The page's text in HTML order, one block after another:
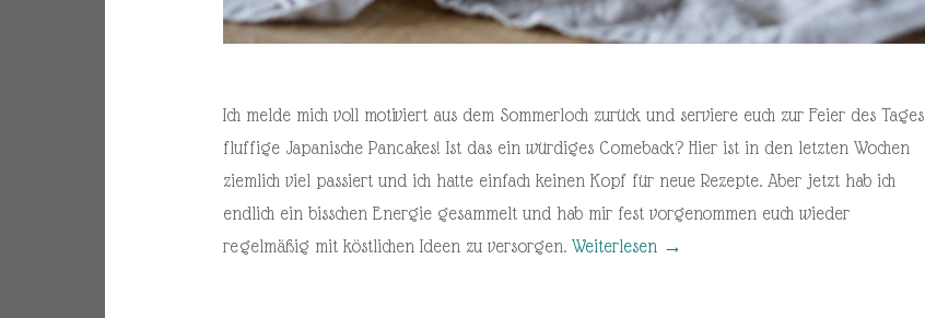
Ich melde mich voll motiviert aus dem Sommerloch zurück und serviere euch zur Feier des Tages
fluffige Japanische Pancakes! Ist das ein würdiges Comeback? Hier ist in den letzten Wochen
ziemlich viel passiert und ich hatte einfach keinen Kopf für neue Rezepte. Aber jetzt hab ich
endlich ein bisschen Energie gesammelt und hab mir fest vorgenommen euch wieder
regelmäßig mit köstlichen Ideen zu versorgen. Weiterlesen →